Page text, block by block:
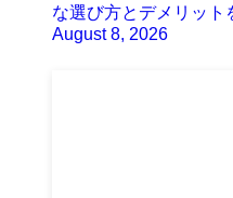
な選び方とデメリット
August 8, 2026